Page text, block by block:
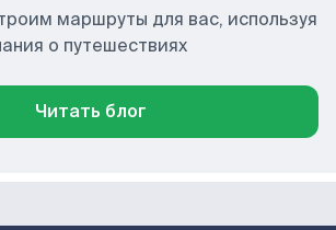
маршруты для вас, используя
о путешествиях
Читать блог